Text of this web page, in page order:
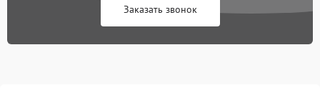
Заказать звонок